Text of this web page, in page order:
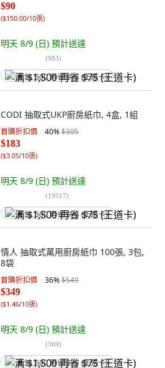
$90
($150.00/10張)
明天 8/9 (日) 預計送達
(983)
满 $1,500 再省 $75 (王道卡)
CODI 抽取式UKP廚房紙巾, 4盒, 1組
首購折扣價 40%$305
$183
($3.05/10張)
明天 8/9 (日) 預計送達
(19517)
满 $1,500 再省 $75 (王道卡)
情人 抽取式萬用廚房紙巾 100張, 3包,
8袋
首購折扣價 36%$549
$349
($1.46/10張)
明天 8/9 (日) 預計送達
(369)
满 $1,500 再省 $75 (王道卡)